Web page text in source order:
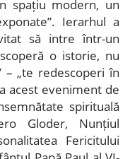
spațiu modern, un
Ierarhul a
să intre într-un
o istorie, nu
„te redescoperi în
acest eveniment de
spirituală
Gloder, Nunțiul
Fericitului